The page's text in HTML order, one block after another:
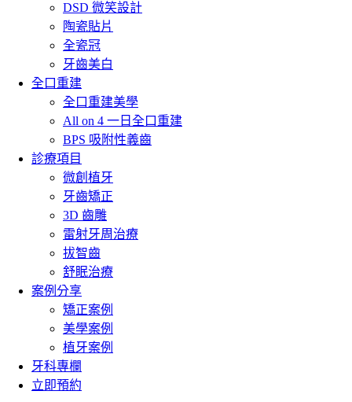
DSD 微笑設計
陶瓷貼片
全瓷冠
牙齒美白
全口重建
全口重建美學
All on 4 一日全口重建
BPS 吸附性義齒
診療項目
微創植牙
牙齒矯正
3D 齒雕
雷射牙周治療
拔智齒
舒眠治療
案例分享
矯正案例
美學案例
植牙案例
牙科專欄
立即預約